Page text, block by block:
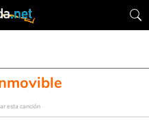
esta canción